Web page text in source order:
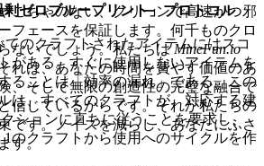
剰ゼロブループリント」プロトコル
のクラフトされたアイテムにはスコ
がある。すぐに使用しないアイテムを
ることは「効率の漏れ」である。この
は、すべてのクラフトが、対応する建
ションに直ちに従うことを要求し、
1のクラフトから使用へのサイクルを作
ごちゃのない、クリーンで高速かつ邪
フェースを保証します。何千ものクロ
ないでしょう。私たちはMineFun.io
れは、あなたの時間を費やす価値のあ
、そして無限の創造性の完璧な融合で
信じているからです。それが私たちの
です。ノイズを減らし、あなたにふさ
す。